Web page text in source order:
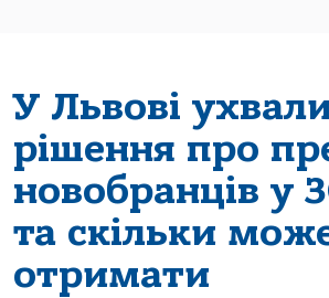
У Львові
рішення про
новобранців у
та скільки
отримати